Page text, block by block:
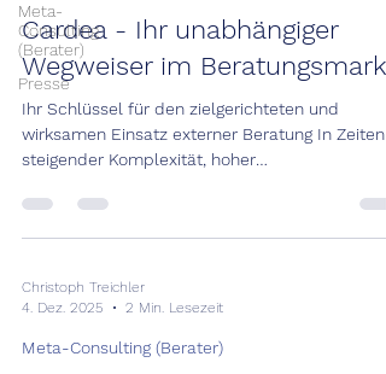
Meta-
Consulting
(Berater)
Presse
Cardea - Ihr unabhängiger
Wegweiser im Beratungsmarkt
Ihr Schlüssel für den zielgerichteten und
wirksamen Einsatz externer Beratung In Zeiten
steigender Komplexität, hoher
zunehmendem Kostendruck stehen
Unternehmen vor einer zentralen
so einsetzen, dass sie messbaren Mehrwert
schafft? Denn trotz Kostendisziplin bleiben
Innovation, Wachstum, Kundenorientierung und
Wettbewerbsfähigkeit die entscheidenden
Christoph Treichler
4. Dez. 2025
2 Min. Lesezeit
Meta-Consulting (Berater)